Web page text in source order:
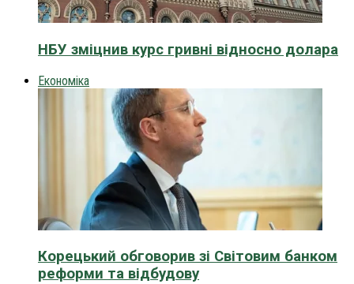
НБУ зміцнив курс гривні відносно долара
Економіка
Корецький обговорив зі Світовим банком
реформи та відбудову